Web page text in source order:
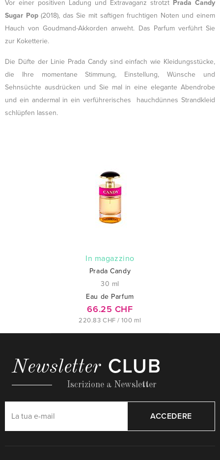
Vor einer positiven Ladung und Extravaganz strotzt Prada Candy
Sugar Pop(2018), das Sie mit saftigen fruchtigen Noten und einem
Hauch von Goudmand-Akkorden anweht. Das Parfum verführt Sie
zur Koketterie.
Die Düfte der Linie Prada Candy sind einfach wie Kleidungsstücke,
die Ihre momentane Stimmung, Einstellung, Wünsche und
Sehnsüchte ausdrücken und Sie mal in eine elegante Abendrobe
und ein andermal in ein verführerisches hauchdünnes Strandkleid
schlüpfen lassen.
In magazzino
Prada Candy
30 ml
Eau de Parfum
66.25 CHF
220.83 CHF / 100 ml
Newsletter CLUB
Iscrizione a Newsletter
ACCEDERE